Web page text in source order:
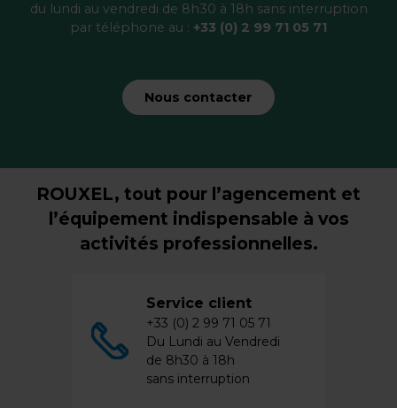
du lundi au vendredi de 8h30 à 18h sans interruption
par téléphone au : +33 (0) 2 99 71 05 71
Nous contacter
ROUXEL, tout pour l’agencement et
l’équipement indispensable à vos
activités professionnelles.
Service client
+33 (0) 2 99 71 05 71
Du Lundi au Vendredi
de 8h30 à 18h
sans interruption